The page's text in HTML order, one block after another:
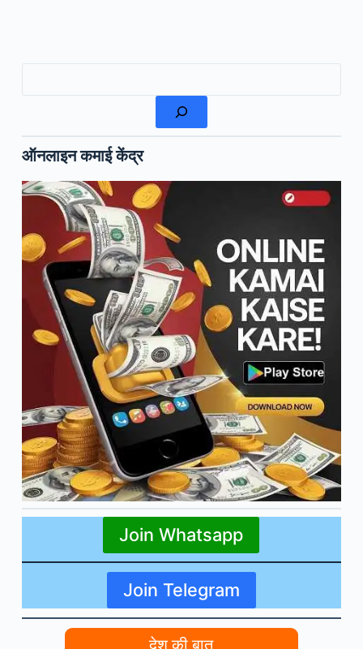
ऑनलाइन कमाई केंद्र
Join Whatsapp
Join Telegram
देश की बात